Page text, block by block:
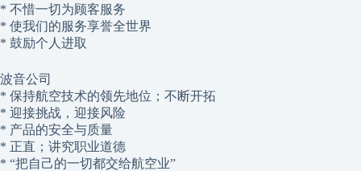
* 不惜一切为顾客服务
* 使我们的服务享誉全世界
* 鼓励个人进取
波音公司
* 保持航空技术的领先地位；不断开拓
* 迎接挑战，迎接风险
* 产品的安全与质量
* 正直；讲究职业道德
* “把自己的一切都交给航空业”